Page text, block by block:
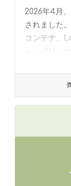
2026年4月
されました
コンテナ、
ィングリソ